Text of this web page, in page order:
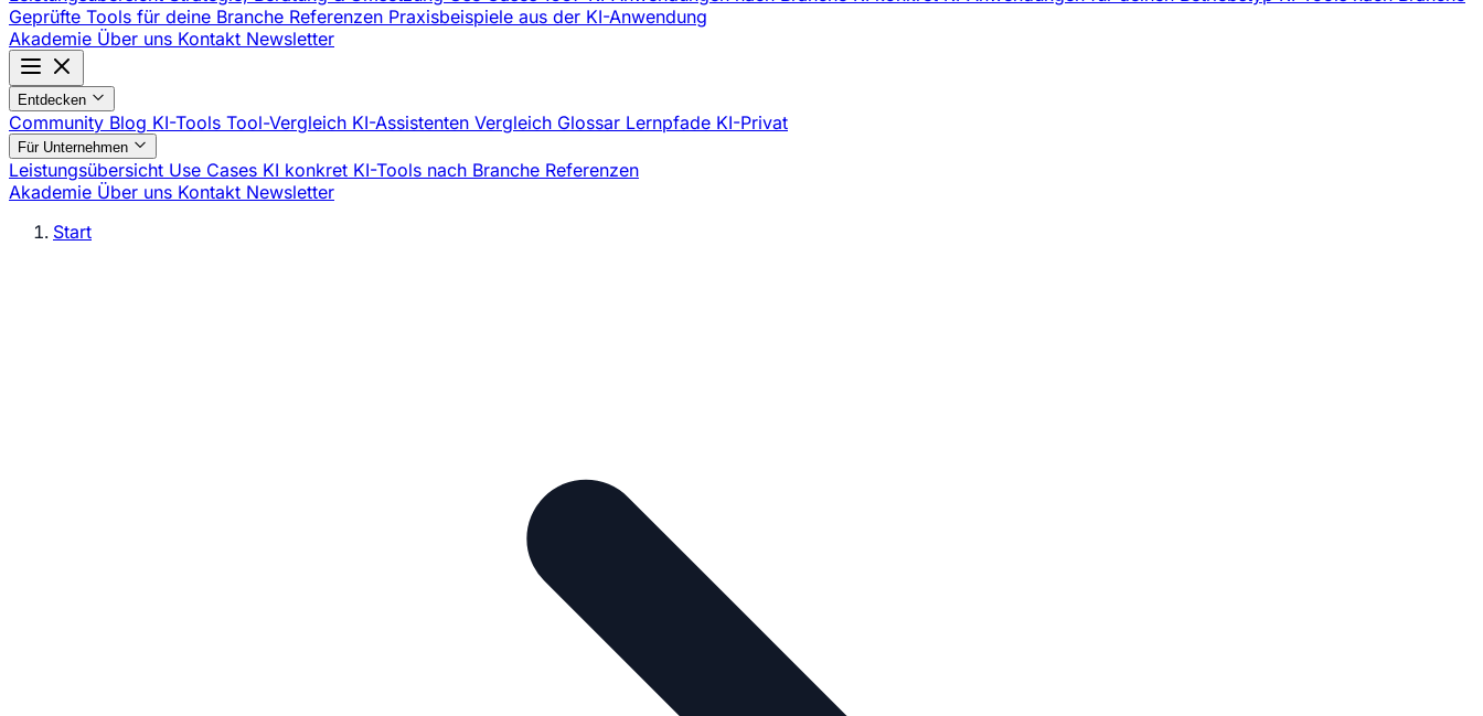
Geprüfte Tools für deine Branche Referenzen Praxisbeispiele aus der KI-Anwendung
Akademie Über uns Kontakt Newsletter
Entdecken
Community Blog KI-Tools Tool-Vergleich KI-Assistenten Vergleich Glossar Lernpfade KI-Privat
Für Unternehmen
Leistungsübersicht Use Cases KI konkret KI-Tools nach Branche Referenzen
Akademie Über uns Kontakt Newsletter
Start